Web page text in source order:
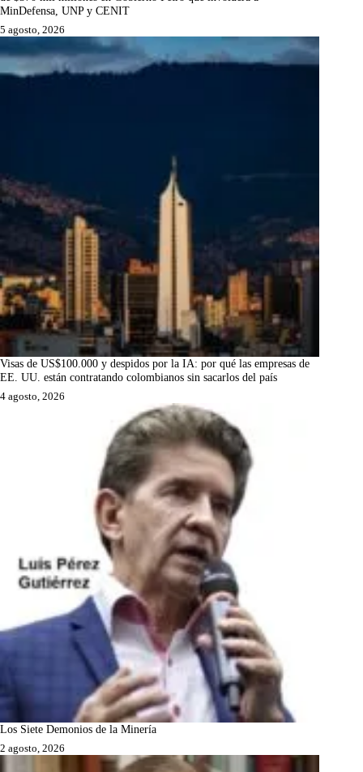
MinDefensa, UNP y CENIT
5 agosto, 2026
Visas de US$100.000 y despidos por la IA: por qué las empresas de
EE. UU. están contratando colombianos sin sacarlos del país
4 agosto, 2026
Los Siete Demonios de la Minería
2 agosto, 2026